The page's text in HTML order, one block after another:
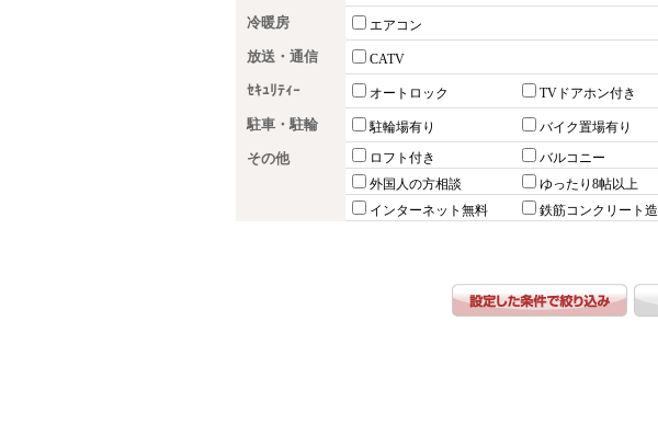
冷暖房 エアコン
放送・通信 CATV
ｾｷｭﾘﾃｨｰ オートロック TVドアホン付き
駐車・駐輪 駐輪場有り バイク置場有り
その他 ロフト付き バルコニー
外国人の方相談
ゆったり8帖以上
インターネット無料
鉄筋コンクリート造